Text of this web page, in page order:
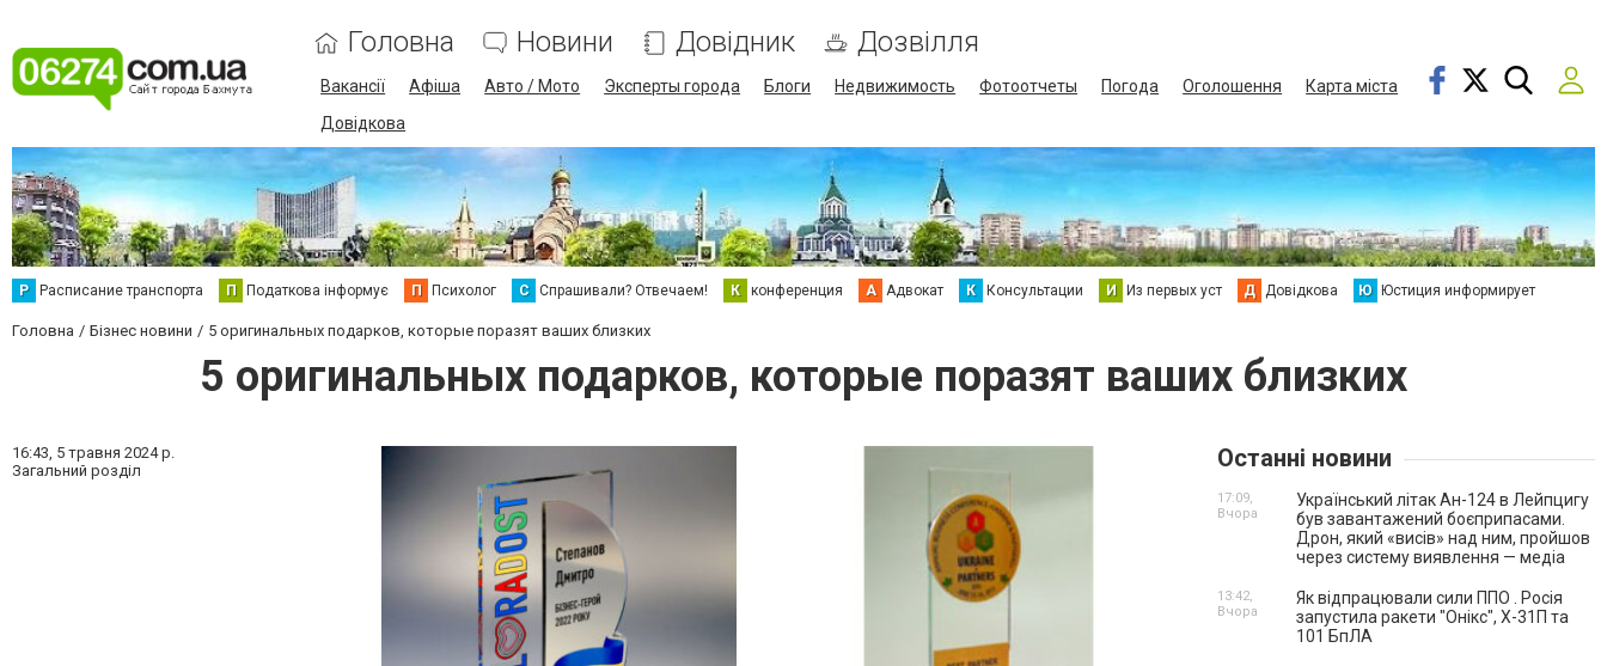
Головна Новини Довідник Дозвілля
Вакансії Афіша Авто / Мото Эксперты города Блоги Недвижимость Фотоотчеты Погода Оголошення
Карта міста
Довідкова
Р Расписание транспорта П Податкова інформує П Психолог С Спрашивали? Отвечаем! К конференция А Адвокат К Консультации И Из первых уст Д Довідкова Ю Юстиция информирует
Головна Бізнес новини 5 оригинальных подарков, которые поразят ваших близких
5 оригинальных подарков, которые поразят ваших близких
16:43, 5 травня 2024 р.
Загальний розділ
Останні новини
Український літак Ан-124 в Лейпцигу
був завантажений боєприпасами.
Дрон, який «висів» над ним, пройшов
через систему виявлення — медіа
17:09,
Вчора
Як відпрацювали сили ППО . Росія
запустила ракети "Онікс", Х-31П та
101 БпЛА
13:42,
Вчора